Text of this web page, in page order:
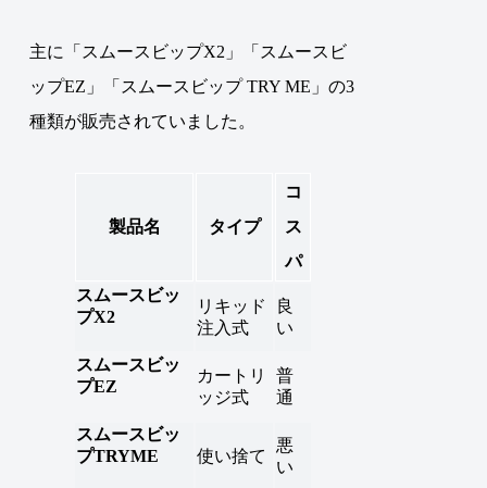
主に「スムースビップX2」「スムースビ
ップEZ」「スムースビップ TRY ME」の3
種類が販売されていました。
製品名 タイプ
コ
ス
パ
スムースビッ
プX2
リキッド
注入式
良
い
スムースビッ
プEZ
カートリ
ッジ式
普
通
スムースビッ
プTRYME
使い捨て
悪
い